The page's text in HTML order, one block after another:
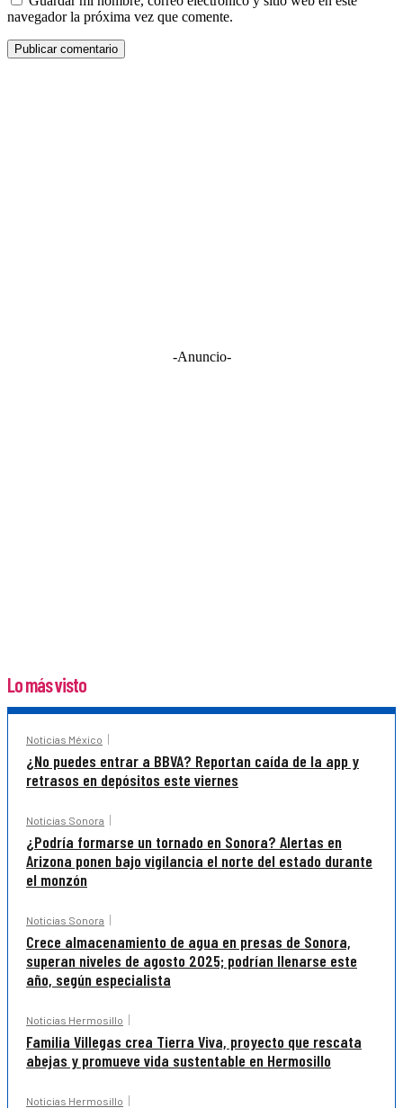
navegador la próxima vez que comente.
-Anuncio-
Lo más visto
Noticias México
¿No puedes entrar a BBVA? Reportan caída de la app y
retrasos en depósitos este viernes
Noticias Sonora
¿Podría formarse un tornado en Sonora? Alertas en
Arizona ponen bajo vigilancia el norte del estado durante
el monzón
Noticias Sonora
Crece almacenamiento de agua en presas de Sonora,
superan niveles de agosto 2025; podrían llenarse este
año, según especialista
Noticias Hermosillo
Familia Villegas crea Tierra Viva, proyecto que rescata
abejas y promueve vida sustentable en Hermosillo
Noticias Hermosillo